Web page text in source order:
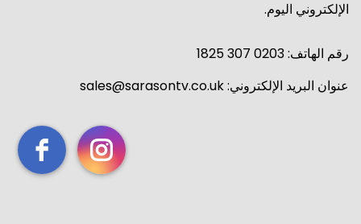
الإلكتروني اليوم.
رقم الهاتف: 0203 307 1825
عنوان البريد الإلكتروني: sales@sarasontv.co.uk